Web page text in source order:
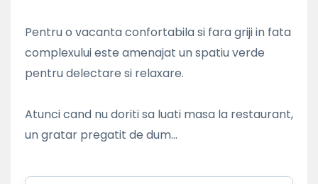
Pentru o vacanta confortabila si fara griji in fata
complexului este amenajat un spatiu verde
pentru delectare si relaxare.
Atunci cand nu doriti sa luati masa la restaurant,
un gratar pregatit de dum...